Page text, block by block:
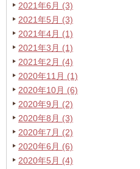
2021年6月 (3)
2021年5月 (3)
2021年4月 (1)
2021年3月 (1)
2021年2月 (4)
2020年11月 (1)
2020年10月 (6)
2020年9月 (2)
2020年8月 (3)
2020年7月 (2)
2020年6月 (6)
2020年5月 (4)